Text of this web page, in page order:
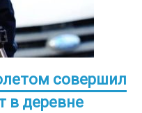
совершил
в деревне